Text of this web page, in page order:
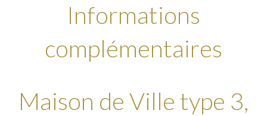
Informations
complémentaires
Maison de Ville type 3,